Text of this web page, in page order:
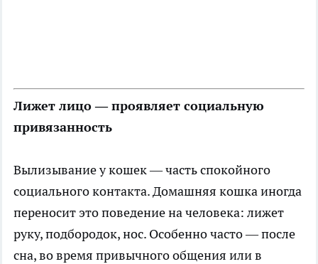
Лижет лицо — проявляет социальную
привязанность
Вылизывание у кошек — часть спокойного
социального контакта. Домашняя кошка иногда
переносит это поведение на человека: лижет
руку, подбородок, нос. Особенно часто — после
сна, во время привычного общения или в